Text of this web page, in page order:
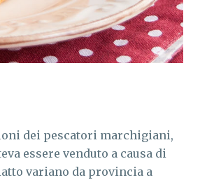
dei pescatori marchigiani,
essere venduto a causa di
variano da provincia a